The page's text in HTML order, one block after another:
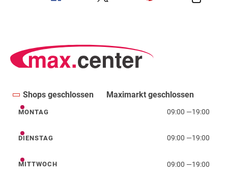
Shops geschlossen Maximarkt geschlossen
Montag
MONTAG 09:00 —19:00
Dienstag
DIENSTAG 09:00 —19:00
Mittwoch
MITTWOCH 09:00 —19:00